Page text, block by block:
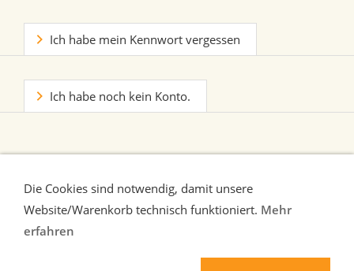
Ich habe mein Kennwort vergessen
Ich habe noch kein Konto.
AGB
Widerrufsrecht
Die Cookies sind notwendig, damit unsere
Website/Warenkorb technisch funktioniert. Mehr
erfahren